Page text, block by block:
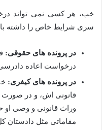
خب، هر کسی نمی تواند
سری شرایط خاص را داشته
در پرونده های حقوقی:
درخواست اعاده
در پرونده های کیفری:
قانونی اش، و در صورت
وراث قانونی و وصی او
مقاماتی مثل